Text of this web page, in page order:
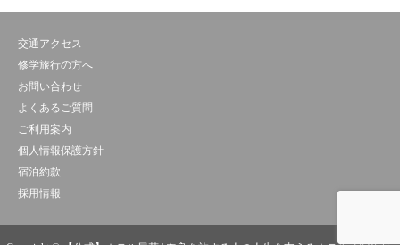
交通アクセス
修学旅行の方へ
お問い合わせ
よくあるご質問
ご利用案内
個人情報保護方針
宿泊約款
採用情報